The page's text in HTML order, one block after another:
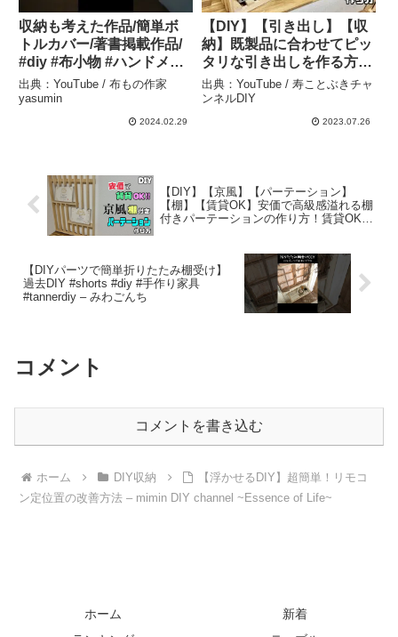
収納も考えた作品/簡単ボ
トルカバー/著書掲載作品/
#diy #布小物 #ハンドメイ
ド #sewing #小物 – 布もの
作家yasumin
出典：YouTube / 布もの作家
yasumin
2024.02.29
【DIY】【引き出し】【収
納】既製品に合わせてピッ
タリな引き出しを作る方
法！自分好みの引き出しが
できる！カゴが家具に変
身！1種類の木だけで作
DIY
出典：YouTube / 寿ことぶきチャ
ンネルDIY
2023.07.26
【DIY】【京風】【パーテーション】
【棚】【賃貸OK】安価で高級感溢れる棚
付きパーテーションの作り方！賃貸OK！
– 寿ことぶきチャンネルDIY
【DIYパーツで簡単折りたたみ棚受け】
過去DIY #shorts #diy #手作り家具
#tannerdiy – みわごんち
コメント
コメントを書き込む
ホーム DIY収納
【浮かせるDIY】超簡単！リモコ
ン定位置の改善方法 – mimin DIY channel ~Essence of Life~
ホーム
新着